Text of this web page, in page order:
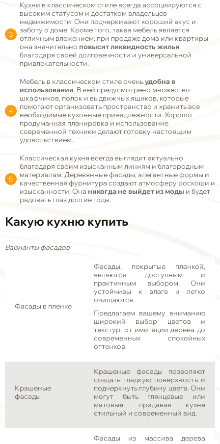
Кухни в классическом стиле всегда ассоциируются с
высоким статусом и достатком владельцев
недвижимости. Они подчеркивают хороший вкус и
заботу о доме. Кроме того, такая мебель является
отличным вложением: при продаже дома или квартиры
она значительно повысит ликвидность жилья
благодаря своей долговечности и универсальной
привлекательности.
Мебель в классическом стиле оченьудобна в
использовании. В ней предусмотрено множество
шкафчиков, полок и выдвижных ящиков, которые
помогают организовать пространство и хранить все
необходимые кухонные принадлежности. Хорошо
продуманная планировка и использование
современной техники делают готовку настоящим
удовольствием.
Классическая кухня всегда выглядит актуально
благодаря своим изысканным линиям и благородным
материалам. Деревянные фасады, элегантные формы и
качественная фурнитура создают атмосферу роскоши и
изысканности. Она никогда не выйдет из моды и будет
радовать глаз долгие годы.
Какую кухню купить
Варианты фасадов
Фасады в пленке
Фасады, покрытые пленкой,
являются доступным и
практичным выбором. Они
устойчивы к влаге и легко
очищаются.
Предлагаем вашему вниманию
широкий выбор цветов и
текстур, от имитации дерева до
современных спокойных
оттенков.
Крашеные
фасады
Крашеные фасады позволяют
создать гладкую поверхность и
подчеркнуть глубину цвета. Они
могут быть глянцевые или
матовые, придавая кухне
стильный и современный вид.
Фасады из массива дерева